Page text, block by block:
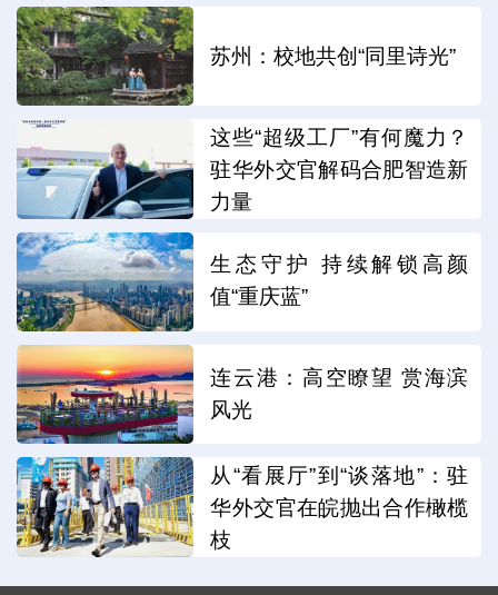
苏州：校地共创“同里诗光”
这些“超级工厂”有何魔力？
驻华外交官解码合肥智造新
力量
生态守护 持续解锁高颜
值“重庆蓝”
连云港：高空瞭望 赏海滨
风光
从“看展厅”到“谈落地”：驻
华外交官在皖抛出合作橄榄
枝